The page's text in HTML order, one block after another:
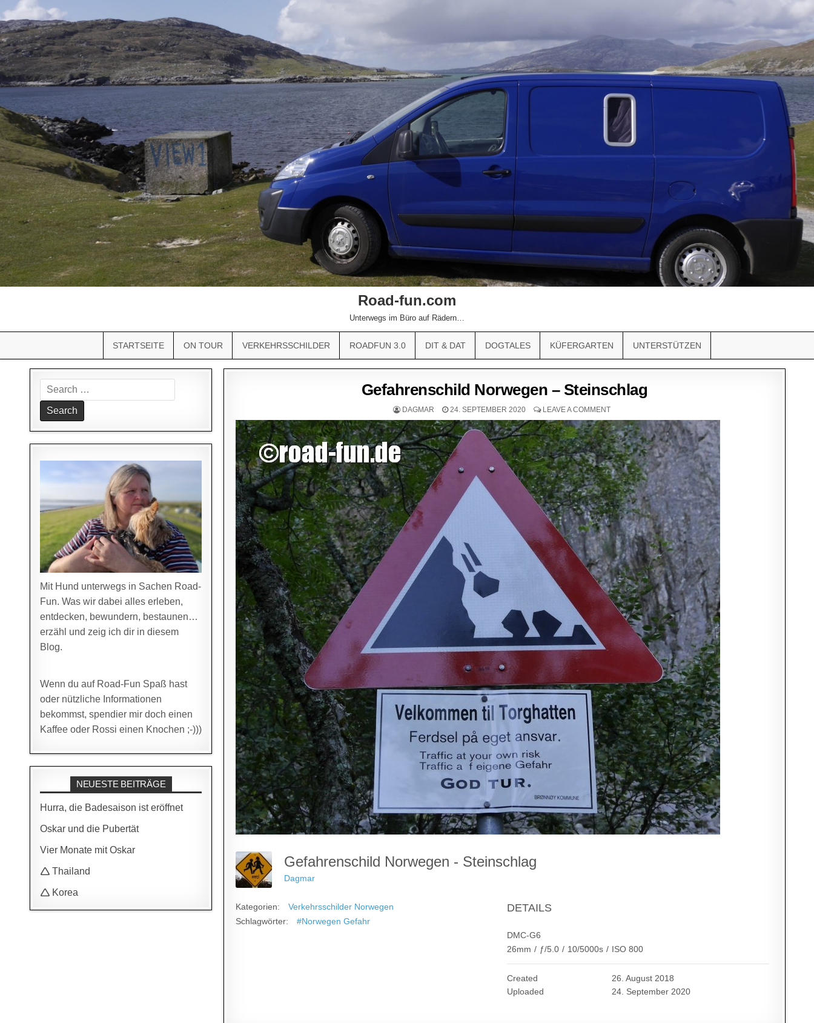
Road-fun.com
Unterwegs im Büro auf Rädern…
STARTSEITE ON TOUR VERKEHRSSCHILDER ROADFUN 3.0 DIT & DAT DOGTALES KÜFERGARTEN UNTERSTÜTZEN
Gefahrenschild Norwegen – Steinschlag
DAGMAR 24. SEPTEMBER 2020 LEAVE A COMMENT
Gefahrenschild Norwegen - Steinschlag
Dagmar
Kategorien:
Verkehrsschilder Norwegen
Schlagwörter:
#Norwegen Gefahr
DETAILS
DMC-G6
26mm / ƒ/5.0 / 10/5000s / ISO 800
Created
26. August 2018
Uploaded
24. September 2020
Search
for:
Mit Hund unterwegs in Sachen Road-
Fun. Was wir dabei alles erleben,
entdecken, bewundern, bestaunen…
erzähl und zeig ich dir in diesem
Blog.
Wenn du auf Road-Fun Spaß hast
oder nützliche Informationen
bekommst, spendier mir doch einen
Kaffee oder Rossi einen Knochen ;-)))
NEUESTE BEITRÄGE
Hurra, die Badesaison ist eröffnet
Oskar und die Pubertät
Vier Monate mit Oskar
🛆 Thailand
🛆 Korea